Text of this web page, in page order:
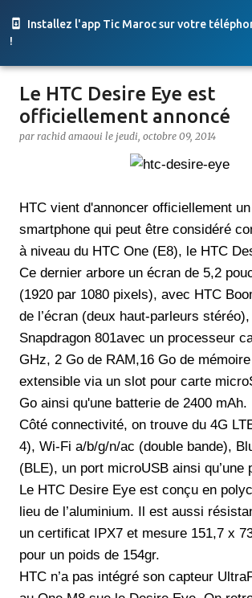
Installez l'app Tic Maroc sur votre
!
Accéder au contenu
Le HTC Desire Eye est
officiellement annoncé
par rachid amaoui le jeudi, octobre 09, 2014
HTC vient d'annoncer officiellement
smartphone qui peut être considéré
à niveau du HTC One (E8), le HTC
Ce dernier arbore un écran de 5,2
(1920 par 1080 pixels), avec HTC
de l’écran (deux haut-parleurs
Snapdragon 801avec un processeur
GHz, 2 Go de RAM,16 Go de
extensible via un slot pour carte
Go ainsi qu'une batterie de 2400 mAh.
Côté connectivité, on trouve du 4G
4), Wi-Fi a/b/g/n/ac (double bande),
(BLE), un port microUSB ainsi qu’une
Le HTC Desire Eye est conçu en
lieu de l’aluminium. Il est aussi
un certificat IPX7 et mesure 151,7 x
pour un poids de 154gr.
HTC n’a pas intégré son capteur